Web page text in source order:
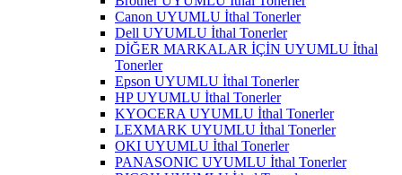
Canon UYUMLU İthal Tonerler
Dell UYUMLU İthal Tonerler
DİĞER MARKALAR İÇİN UYUMLU İthal
Tonerler
Epson UYUMLU İthal Tonerler
HP UYUMLU İthal Tonerler
KYOCERA UYUMLU İthal Tonerler
LEXMARK UYUMLU İthal Tonerler
OKI UYUMLU İthal Tonerler
PANASONIC UYUMLU İthal Tonerler